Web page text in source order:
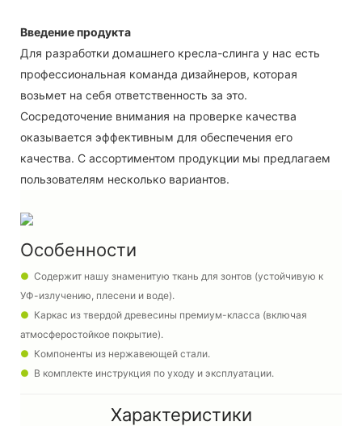
Введение продукта
Для разработки домашнего кресла-слинга у нас есть
профессиональная команда дизайнеров, которая
возьмет на себя ответственность за это.
Сосредоточение внимания на проверке качества
оказывается эффективным для обеспечения его
качества. С ассортиментом продукции мы предлагаем
пользователям несколько вариантов.
Особенности
● Содержит нашу знаменитую ткань для зонтов (устойчивую к
УФ-излучению, плесени и воде).
● Каркас из твердой древесины премиум-класса (включая
атмосферостойкое покрытие).
● Компоненты из нержавеющей стали.
● В комплекте инструкция по уходу и эксплуатации.
Характеристики